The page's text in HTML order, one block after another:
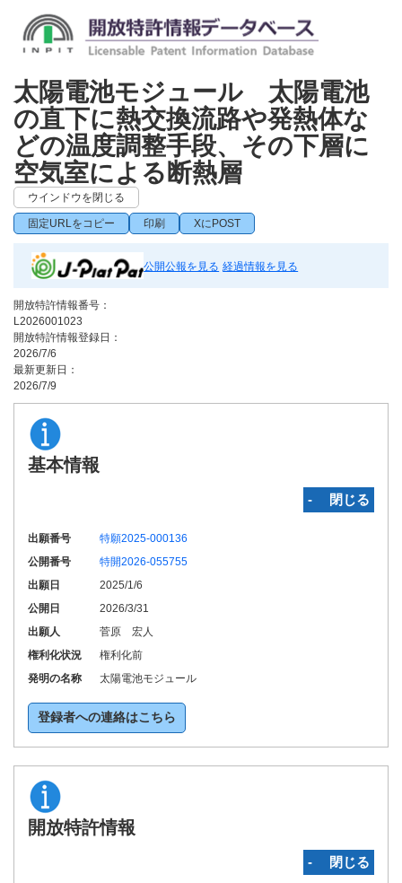
太陽電池モジュール 太陽電池
の直下に熱交換流路や発熱体な
どの温度調整手段、その下層に
空気室による断熱層
ウインドウを閉じる
固定URLをコピー 印刷 XにPOST
公開公報を見る 経過情報を見る
開放特許情報番号：
L2026001023
開放特許情報登録日：
2026/7/6
最新更新日：
2026/7/9
基本情報
‐ 閉じる
出願番号
特願2025-000136
公開番号
特開2026-055755
出願日
2025/1/6
公開日
2026/3/31
出願人
菅原 宏人
権利化状況
権利化前
発明の名称
太陽電池モジュール
登録者への連絡はこちら
開放特許情報
‐ 閉じる